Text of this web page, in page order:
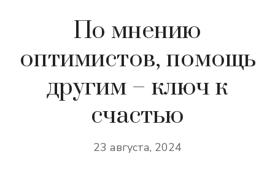
По мнению
оптимистов, помощь
другим – ключ к
счастью
23 августа, 2024